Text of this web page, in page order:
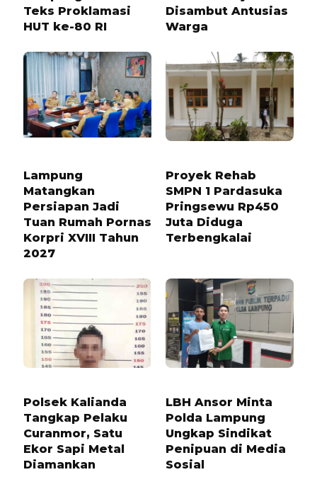
Teks Proklamasi
HUT ke-80 RI
Disambut Antusias
Warga
Lampung
Matangkan
Persiapan Jadi
Tuan Rumah Pornas
Korpri XVIII Tahun
2027
Proyek Rehab
SMPN 1 Pardasuka
Pringsewu Rp450
Juta Diduga
Terbengkalai
Polsek Kalianda
Tangkap Pelaku
Curanmor, Satu
Ekor Sapi Metal
Diamankan
LBH Ansor Minta
Polda Lampung
Ungkap Sindikat
Penipuan di Media
Sosial